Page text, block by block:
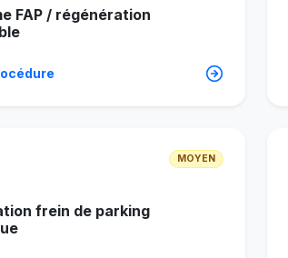
FAP / régénération
MOYEN
frein de parking